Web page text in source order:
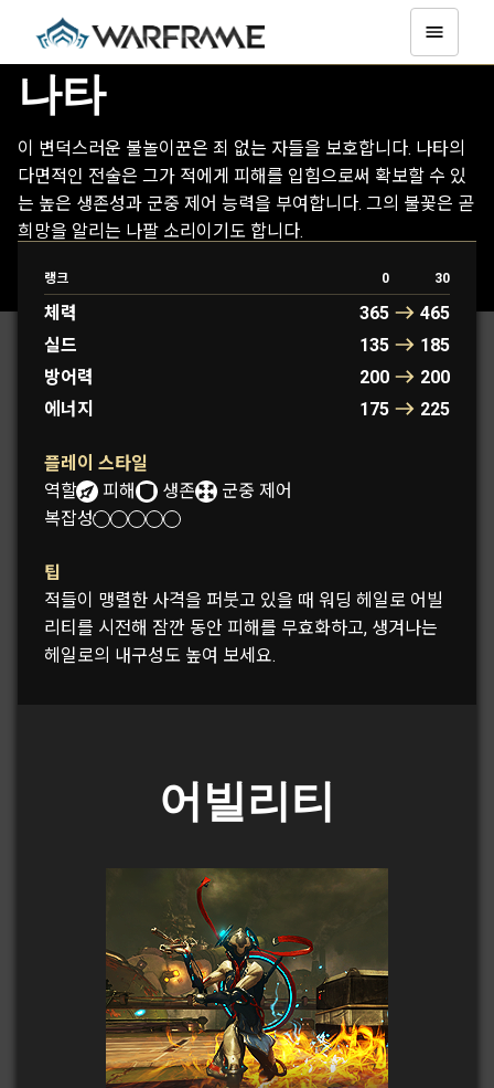
나타
이 변덕스러운 불놀이꾼은 죄 없는 자들을 보호합니다. 나타의
다면적인 전술은 그가 적에게 피해를 입힘으로써 확보할 수 있
는 높은 생존성과 군중 제어 능력을 부여합니다. 그의 불꽃은 곧
희망을 알리는 나팔 소리이기도 합니다.
랭크 0 30
체력 365
465
실드
135
185
방어력
200
200
에너지
175 225
플레이 스타일
역할:
피해 생존
군중 제어
복잡성:
팁
적들이 맹렬한 사격을 퍼붓고 있을 때 워딩 헤일로 어빌
리티를 시전해 잠깐 동안 피해를 무효화하고, 생겨나는
헤일로의 내구성도 높여 보세요.
어빌리티